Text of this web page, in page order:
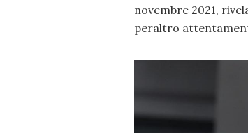
novembre 2021,
peraltro